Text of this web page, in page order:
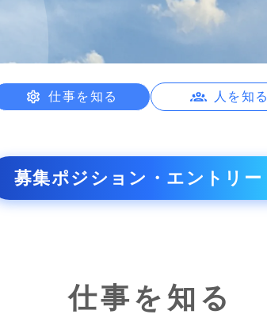
仕事を知る 人を知る
募集ポジション・エントリー
仕事を知る